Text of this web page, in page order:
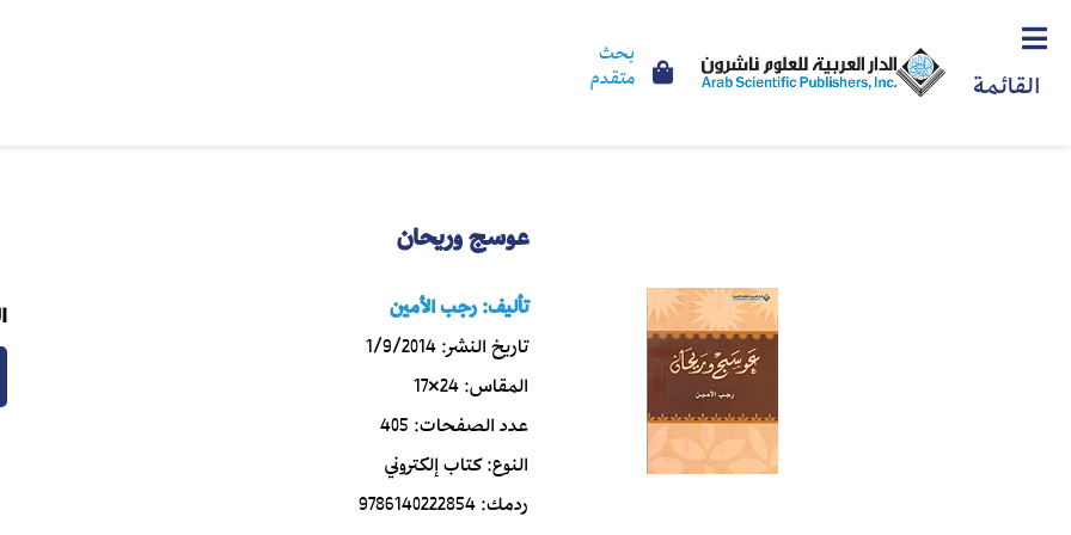
القائمة
بحث
متقدم
عوسج وريحان
تأليف:رجب الأمين
تاريخ النشر:1/9/2014
المقاس:24×17
عدد الصفحات:405
النوع:كتاب إلكتروني
ردمك:9786140222854